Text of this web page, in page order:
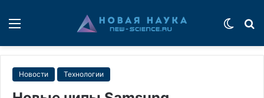
Новости Технологии